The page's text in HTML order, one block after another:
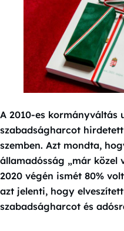
A 2010-es kormányváltás
szabadságharcot
szemben. Azt mondta,
államadósság „már közel
2020 végén ismét 80%
azt jelenti, hogy
szabadságharcot és